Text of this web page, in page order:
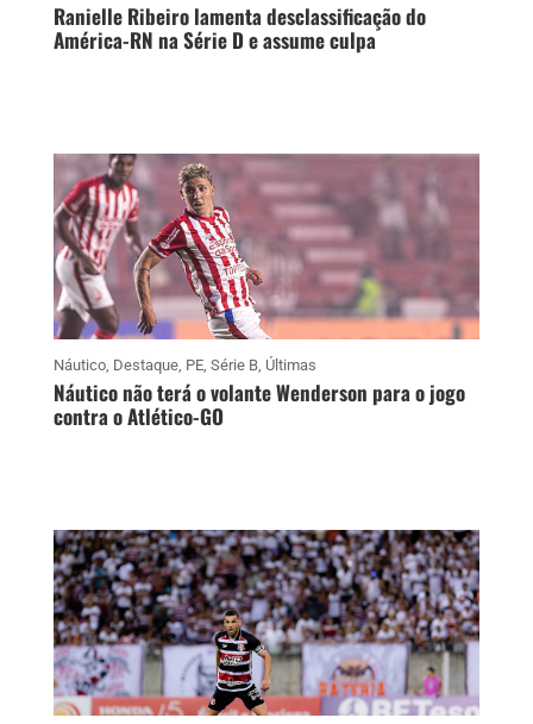
Ranielle Ribeiro lamenta desclassificação do
América-RN na Série D e assume culpa
Náutico, Destaque, PE, Série B, Últimas
Náutico não terá o volante Wenderson para o jogo
contra o Atlético-GO